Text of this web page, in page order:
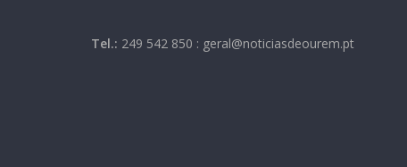
Tel.: 249 542 850 : geral@noticiasdeourem.pt